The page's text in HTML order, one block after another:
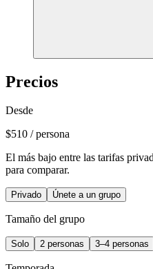
Precios
Desde
$510 / persona
El más bajo entre las tarifas
para comparar.
Privado Únete a un grupo
Tamaño del grupo
Solo 2 personas 3–4 personas